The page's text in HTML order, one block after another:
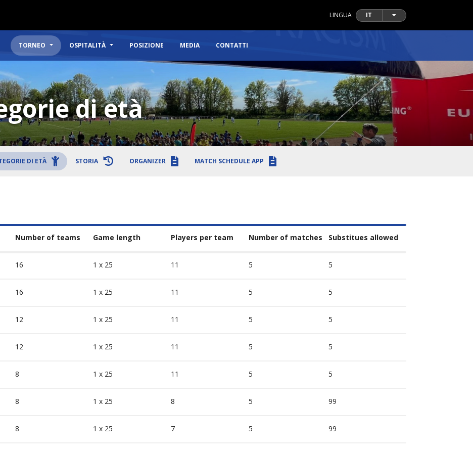
LINGUA IT
TORNEO OSPITALITÀ POSIZIONE MEDIA CONTATTI
di età
DI ETÀ STORIA ORGANIZER MATCH SCHEDULE APP
Number of teams Game length Players per team Number of matches Substitues allowed
16 1 x 25 11 5 5
16 1 x 25 11 5 5
12 1 x 25 11 5 5
12 1 x 25 11 5 5
8 1 x 25 11 5 5
8 1 x 25 8 5 99
8 1 x 25 7 5 99